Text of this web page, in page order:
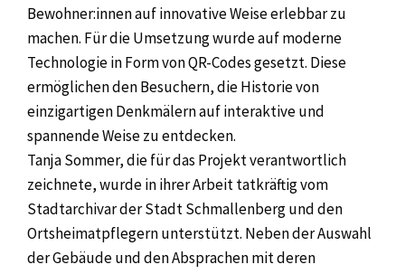
Bewohner:innen auf innovative Weise erlebbar zu
machen. Für die Umsetzung wurde auf moderne
Technologie in Form von QR-Codes gesetzt. Diese
ermöglichen den Besuchern, die Historie von
einzigartigen Denkmälern auf interaktive und
spannende Weise zu entdecken.
Tanja Sommer, die für das Projekt verantwortlich
zeichnete, wurde in ihrer Arbeit tatkräftig vom
Stadtarchivar der Stadt Schmallenberg und den
Ortsheimatpflegern unterstützt. Neben der Auswahl
der Gebäude und den Absprachen mit deren